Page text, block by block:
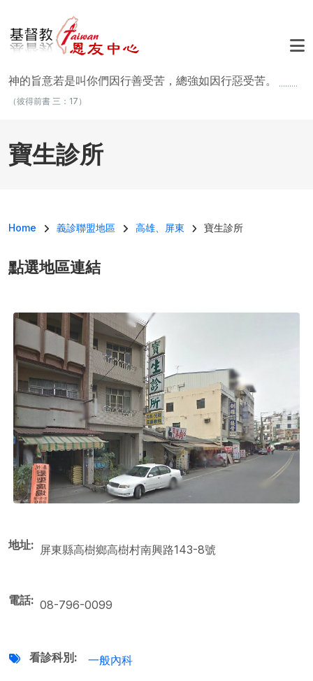
神的旨意若是叫你們因行善受苦，總強如因行惡受苦。
.........
（彼得前書 三：17）
寶生診所
導航連結
Home 義診聯盟地區 高雄、屏東 寶生診所
點選地區連結
地址 屏東縣高樹鄉高樹村南興路143-8號
電話 08-796-0099
看診科別 一般內科